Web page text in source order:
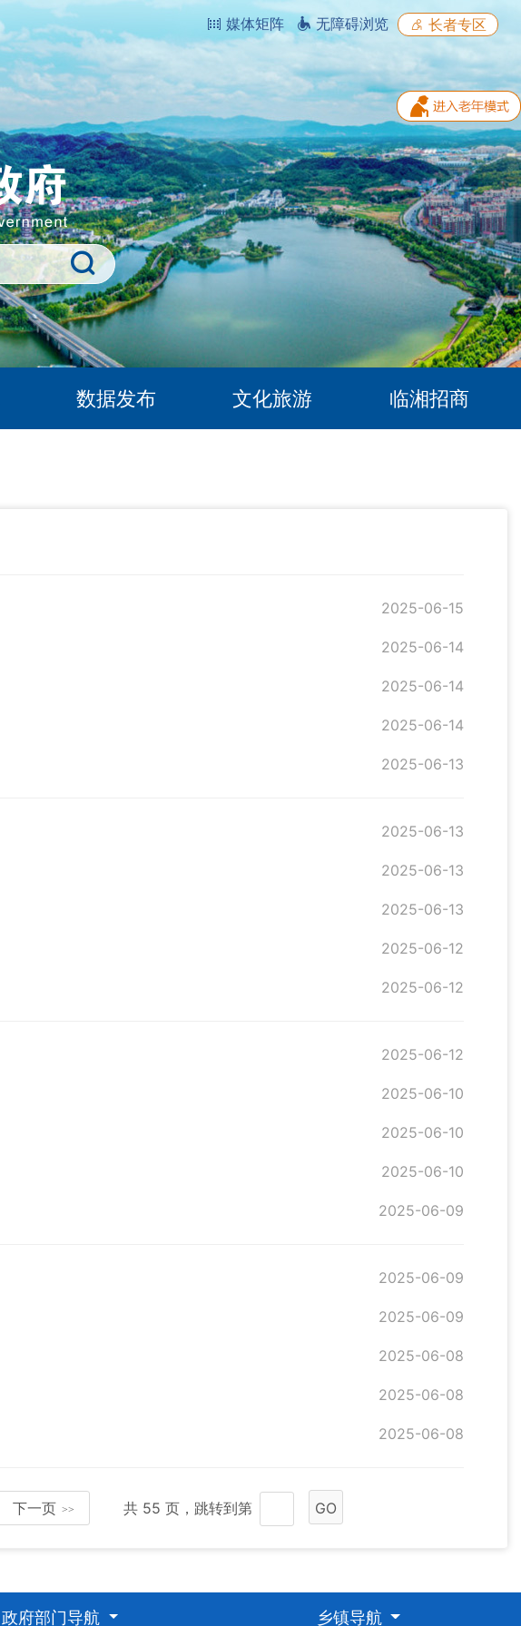
媒体矩阵 无障碍浏览 长者专区
数据发布 文化旅游 临湘招商
2025-06-15
2025-06-14
2025-06-14
2025-06-14
2025-06-13
2025-06-13
2025-06-13
2025-06-13
2025-06-12
2025-06-12
2025-06-12
2025-06-10
2025-06-10
2025-06-10
2025-06-09
2025-06-09
2025-06-09
2025-06-08
2025-06-08
2025-06-08
下一页 >> 共 55 页，跳转到第 GO
政府部门导航 乡镇导航